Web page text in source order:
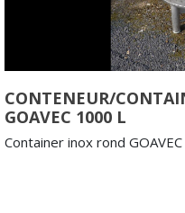
CONTENEUR/
GOAVEC 1000 L
Container inox rond